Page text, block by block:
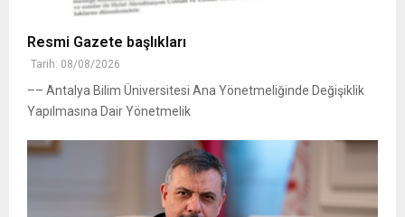
Resmi Gazete başlıkları
Tarih: 08/08/2026
–– Antalya Bilim Üniversitesi Ana Yönetmeliğinde Değişiklik
Yapılmasına Dair Yönetmelik